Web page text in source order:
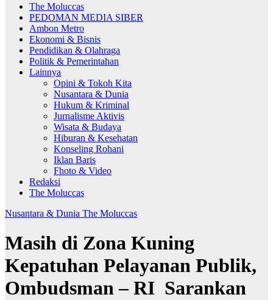
The Moluccas
PEDOMAN MEDIA SIBER
Ambon Metro
Ekonomi & Bisnis
Pendidikan & Olahraga
Politik & Pemerintahan
Lainnya
Opini & Tokoh Kita
Nusantara & Dunia
Hukum & Kriminal
Jurnalisme Aktivis
Wisata & Budaya
Hiburan & Kesehatan
Konseling Rohani
Iklan Baris
Fhoto & Video
Redaksi
The Moluccas
Nusantara & Dunia The Moluccas
Masih di Zona Kuning
Kepatuhan Pelayanan Publik,
Ombudsman – RI Sarankan